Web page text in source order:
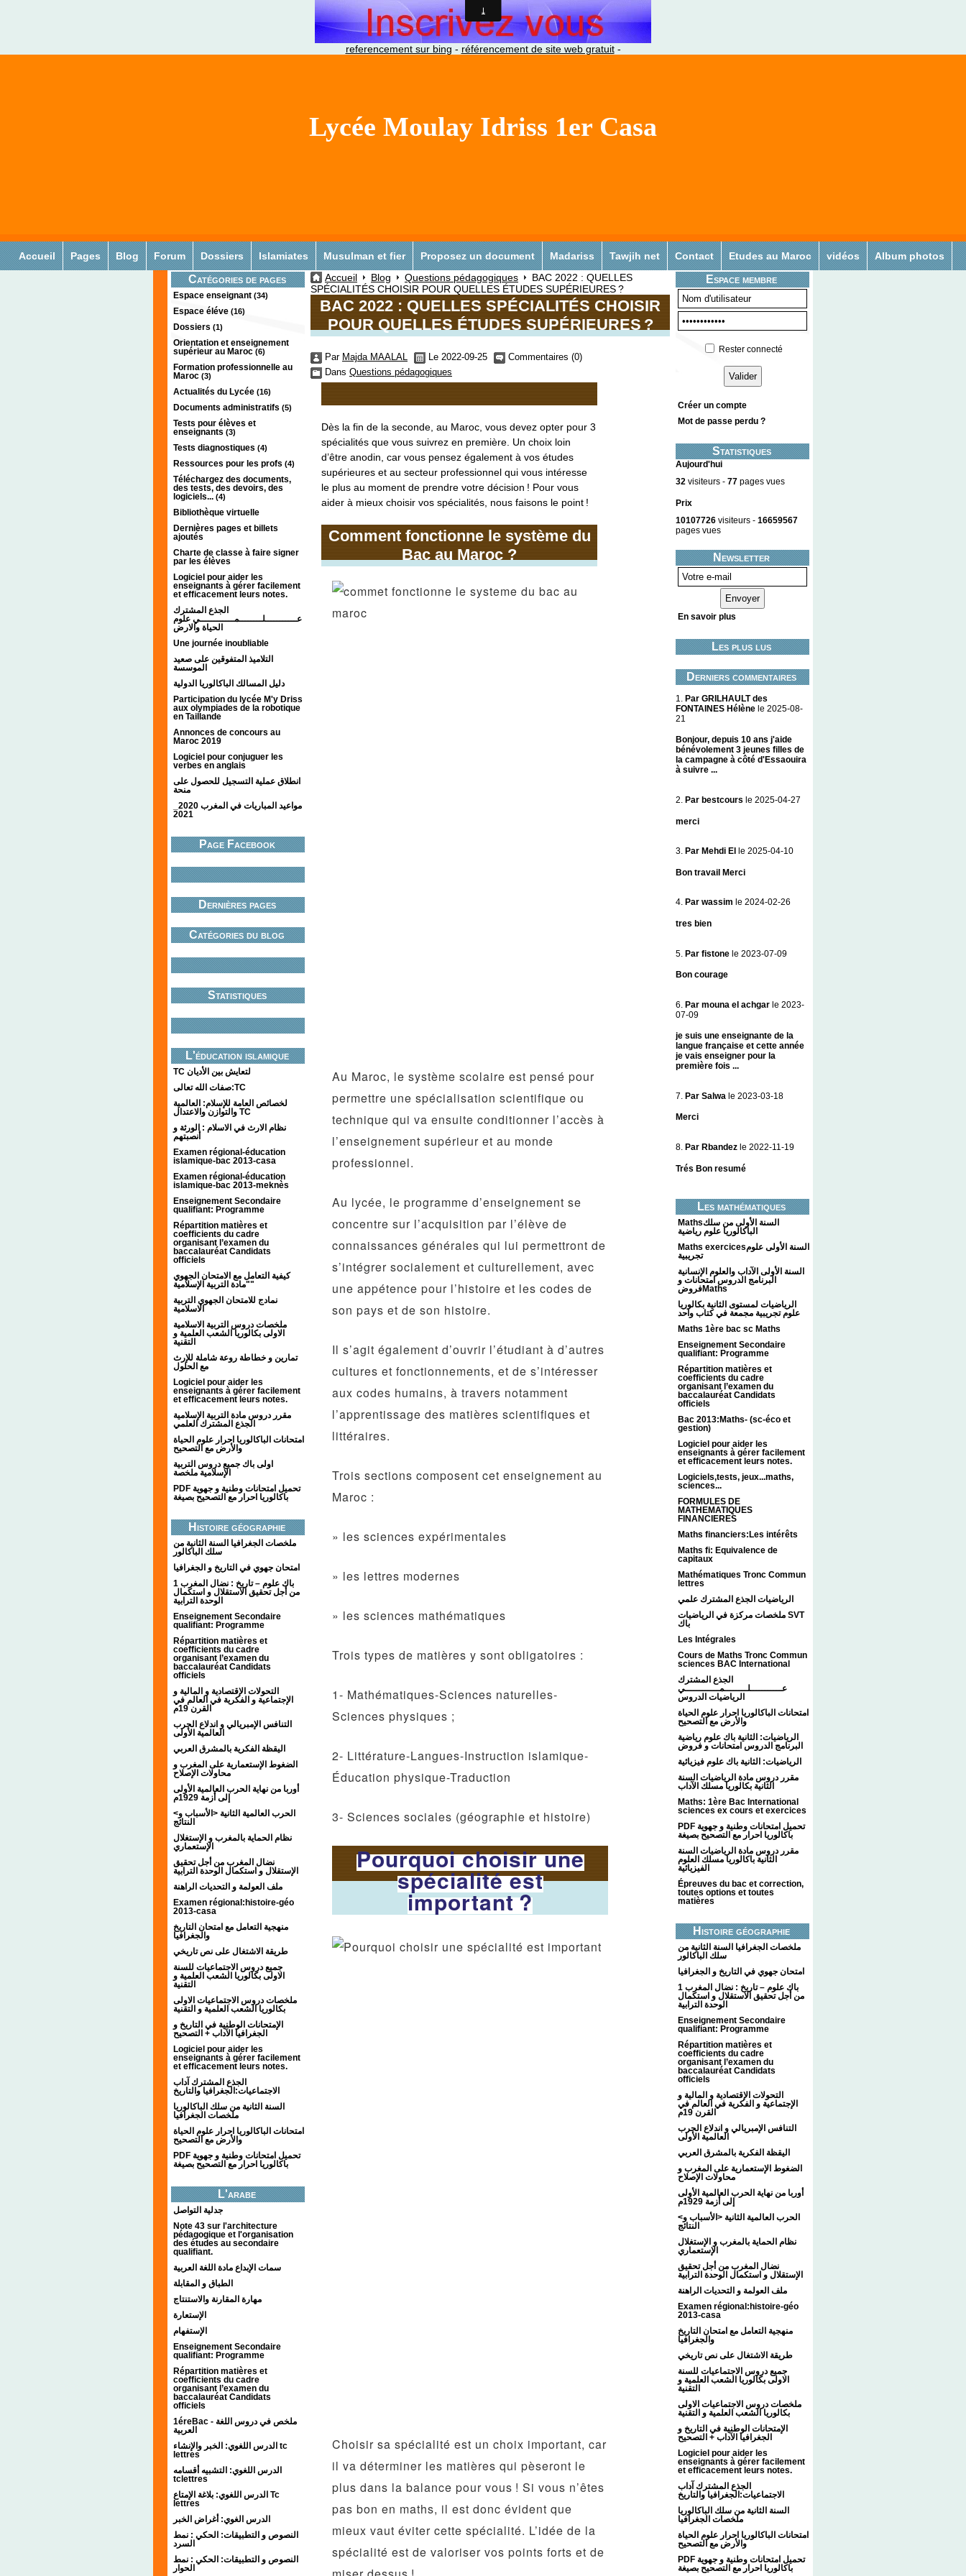
referencement sur bing - référencement de site web gratuit-
Lycée Moulay Idriss 1er Casa
Accueil Pages Blog Forum Dossiers Islamiates Musulman et fier Proposez un document Madariss Tawjih net Contact Etudes au Maroc vidéos Album photos
Catégories de pages
Espace enseignant (34)
Espace éléve (16)
Dossiers (1)
Orientation et enseignement
supérieur au Maroc (6)
Formation professionnelle au
Maroc (3)
Actualités du Lycée (16)
Documents administratifs (5)
Tests pour élèves et
enseignants (3)
Tests diagnostiques (4)
Ressources pour les profs (4)
Téléchargez des documents,
des tests, des devoirs, des
logiciels... (4)
Bibliothèque virtuelle
Dernières pages et billets
ajoutés
Charte de classe à faire signer
par les élèves
Logiciel pour aider les
enseignants à gérer facilement
et efficacement leurs notes.
الجذع المشترك
عـــــــــــلــــــــمــــــــــــي علوم
الحياة والارض
Une journée inoubliable
التلاميذ المتفوقين على صعيد
الموسسة
دليل المسالك الباكالوريا الدولية
Participation du lycée M'y Driss
aux olympiades de la robotique
en Taillande
Annonces de concours au
Maroc 2019
Logiciel pour conjuguer les
verbes en anglais
انطلاق عملية التسجيل للحصول على
منحة
2021
Page Facebook
Dernières pages
Catégories du blog
Statistiques
L'éducation islamique
TC لتعايش بين الأديان
صفات الله تعالى:TC
لخصائص العامة للإسلام: العالمية
والتوازن والاعتدال TC
نظام الارث في الاسلام : الورثة و
أنصبتهم
Examen régional-éducation
islamique-bac 2013-casa
Examen régional-éducation
islamique-bac 2013-meknès
Enseignement Secondaire
qualifiant: Programme
Répartition matières et
coefficients du cadre
organisant l’examen du
baccalauréat Candidats
officiels
كيفية التعامل مع الامتحان الجهوي
"مادة التربية الإسلامية"
نمادج للامتحان الجهوي التربية
الاسلامية
ملخصات دروس التربية الاسلامية
الاولى بكالوريا الشعب العلمية و
التقنية
تمارين و خطاطة روعة شاملة للإرث
مع الحلول
Logiciel pour aider les
enseignants à gérer facilement
et efficacement leurs notes.
مقرر دروس مادة التربية الإسلامية
الجذع المشترك العلمي
امتحانات الباكالوريا احرار علوم الحياة
والأرض مع التصحيح
اولى باك جميع دروس التربية
الإسلامية ملخصة
PDF تحميل امتحانات وطنية و جهوية
باكالوريا احرار مع التصحيح بصيغة
Histoire géographie
ملخصات الجغرافيا السنة الثانية من
سلك الباكالور
امتحان جهوي في التاريخ و الجغرافيا
1 باك علوم – تاريخ : نضال المغرب
من أجل تحقيق الاستقلال و استكمال
الوحدة الترابية
Enseignement Secondaire
qualifiant: Programme
Répartition matières et
coefficients du cadre
organisant l’examen du
baccalauréat Candidats
officiels
التحولات الإقتصادية و المالية و
الإجتماعية و الفكرية في العالم في
القرن 19م
التنافس الإمبريالي و اندلاع الحرب
العالمية الأولى
اليقظة الفكرية بالمشرق العربي
الضغوط الإستعمارية على المغرب و
محاولات الإصلاح
أوربا من نهاية الحرب العالمية الأولى
إلى أزمة 1929م
<الحرب العالمية الثانية <الأسباب و
النتائج
نظام الحماية بالمغرب و الإستغلال
الإستعماري
نضال المغرب من أجل تحقيق
الإستقلال و استكمال الوحدة الترابية
ملف العولمة و التحديات الراهنة
Examen régional:histoire-géo
2013-casa
منهجية التعامل مع امتحان التاريخ
والجغرافيا
طريقة الاشتغال على نص تاريخي
جميع دروس الاجتماعيات للسنة
الاولى بكالوريا الشعب العلمية و
التقنية
ملخصات دروس الاجتماعيات الاولى
بكالوريا الشعب العلمية و التقنية
الإمتحانات الوطنية في التاريخ و
الجغرافيا الآداب + التصحيح
Logiciel pour aider les
enseignants à gérer facilement
et efficacement leurs notes.
الجذع المشترك آداب
الاجتماعيات:الجغرافيا والتاريخ
السنة الثانية من سلك الباكالوريا
ملخصات الجغرافيا
امتحانات الباكالوريا احرار علوم الحياة
والأرض مع التصحيح
PDF تحميل امتحانات وطنية و جهوية
باكالوريا احرار مع التصحيح بصيغة
L'arabe
جدلية التواصل
Note 43 sur l'architecture
pédagogique et l'organisation
des études au secondaire
qualifiant.
سمات الإبداع مادة اللغة العربية
الطباق و المقابلة
مهارة المقارنة والاستنتاج
الإستعارة
الإستفهام
Enseignement Secondaire
qualifiant: Programme
Répartition matières et
coefficients du cadre
organisant l’examen du
baccalauréat Candidats
officiels
1éreBac - ملخص في دروس اللغة
العربية
الدرس اللغوي: الخبر والإنشاء tc
lettres
الدرس اللغوي: التشبيه أقسامه
tclettres
الدرس اللغوي: بلاغة الإمتاع Tc
lettres
الدرس الغوي: أغراض الخبر
النصوص و التطبيقات: الحكي : نمط
السرد
النصوص و التطبيقات: الحكي : نمط
الحوار
Espace membre
Rester connecté
Créer un compte
Mot de passe perdu ?
Statistiques
Aujourd'hui
32 visiteurs - 77 pages vues
Prix
10107726 visiteurs - 16659567
pages vues
Newsletter
En savoir plus
Les plus lus
Derniers commentaires
1.
Par GRILHAULT des
FONTAINES Hélène le 2025-08-
21
Bonjour, depuis 10 ans j'aide
bénévolement 3 jeunes filles de
la campagne à côté d'Essaouira
à suivre ...
2. Par bestcours le 2025-04-27
merci
3. Par Mehdi El le 2025-04-10
Bon travail Merci
4. Par wassim le 2024-02-26
tres bien
5. Par fistone le 2023-07-09
Bon courage
6. Par mouna el achgar le 2023-
07-09
je suis une enseignante de la
langue française et cette année
je vais enseigner pour la
première fois ...
7. Par Salwa le 2023-03-18
Merci
8. Par Rbandez le 2022-11-19
Trés Bon resumé
Les mathématiques
Mathsالسنة الأولى من سلك
الباكالوريا علوم رياضية
Maths exercicesالسنة الأولى علوم
تجريبية
السنة الأولى الآداب والعلوم الإنسانية
البرنامج الدروس امتحانات و
فروضMaths
الرياضيات لمستوى الثانية بكالوريا
علوم تجريبية مجمعة في كتاب واحد
Maths 1ère bac sc Maths
Enseignement Secondaire
qualifiant: Programme
Répartition matières et
coefficients du cadre
organisant l’examen du
baccalauréat Candidats
officiels
Bac 2013:Maths- (sc-éco et
gestion)
Logiciel pour aider les
enseignants à gérer facilement
et efficacement leurs notes.
Logiciels,tests, jeux...maths,
sciences...
FORMULES DE
MATHEMATIQUES
FINANCIERES
Maths financiers:Les intérêts
Maths fi: Equivalence de
capitaux
Mathématiques Tronc Commun
lettres
الرياضيات الجذع المشترك علمي
ملخصات مركزة في الرياضيات SVT
باك
Les Intégrales
Cours de Maths Tronc Commun
sciences BAC International
الجذع المشترك
عـــــــــــلــــــــمــــــــــــي
الرياضيات الدروس
امتحانات الباكالوريا احرار علوم الحياة
والأرض مع التصحيح
الرياضيات: الثانية باك علوم رياضية
البرنامج الدروس امتحانات و فروض
الرياضيات: الثانية باك علوم فيزيائية
مقرر دروس مادة الرياضيات السنة
الثانية بكالوريا مسلك الآداب
Maths: 1ère Bac International
sciences ex cours et exercices
PDF تحميل امتحانات وطنية و جهوية
باكالوريا احرار مع التصحيح بصيغة
مقرر دروس مادة الرياضيات السنة
الثانية باكالوريا مسلك العلوم
الفيزيائية
Épreuves du bac et correction,
toutes options et toutes
matières
Histoire géographie
ملخصات الجغرافيا السنة الثانية من
سلك الباكالور
امتحان جهوي في التاريخ و الجغرافيا
1 باك علوم – تاريخ : نضال المغرب
من أجل تحقيق الاستقلال و استكمال
الوحدة الترابية
Enseignement Secondaire
qualifiant: Programme
Répartition matières et
coefficients du cadre
organisant l’examen du
baccalauréat Candidats
officiels
التحولات الإقتصادية و المالية و
الإجتماعية و الفكرية في العالم في
القرن 19م
التنافس الإمبريالي و اندلاع الحرب
العالمية الأولى
اليقظة الفكرية بالمشرق العربي
الضغوط الإستعمارية على المغرب و
محاولات الإصلاح
أوربا من نهاية الحرب العالمية الأولى
إلى أزمة 1929م
<الحرب العالمية الثانية <الأسباب و
النتائج
نظام الحماية بالمغرب و الإستغلال
الإستعماري
نضال المغرب من أجل تحقيق
الإستقلال و استكمال الوحدة الترابية
ملف العولمة و التحديات الراهنة
Examen régional:histoire-géo
2013-casa
منهجية التعامل مع امتحان التاريخ
والجغرافيا
طريقة الاشتغال على نص تاريخي
جميع دروس الاجتماعيات للسنة
الاولى بكالوريا الشعب العلمية و
التقنية
ملخصات دروس الاجتماعيات الاولى
بكالوريا الشعب العلمية و التقنية
الإمتحانات الوطنية في التاريخ و
الجغرافيا الآداب + التصحيح
Logiciel pour aider les
enseignants à gérer facilement
et efficacement leurs notes.
الجذع المشترك آداب
الاجتماعيات:الجغرافيا والتاريخ
السنة الثانية من سلك الباكالوريا
ملخصات الجغرافيا
امتحانات الباكالوريا احرار علوم الحياة
والأرض مع التصحيح
PDF تحميل امتحانات وطنية و جهوية
باكالوريا احرار مع التصحيح بصيغة
Accueil Blog Questions pédagogiques
BAC 2022 : QUELLES
SPÉCIALITÉS CHOISIR POUR QUELLES ÉTUDES SUPÉRIEURES ?
BAC 2022 : QUELLES SPÉCIALITÉS CHOISIR
POUR QUELLES ÉTUDES SUPÉRIEURES ?
Par Majda MAALAL Le 2022-09-25
Commentaires (0)
Dans Questions pédagogiques
Dès la fin de la seconde, au Maroc, vous devez opter pour 3
spécialités que vous suivrez en première. Un choix loin
d’être anodin, car vous pensez également à vos études
supérieures et au secteur professionnel qui vous intéresse
le plus au moment de prendre votre décision ! Pour vous
aider à mieux choisir vos spécialités, nous faisons le point !
Comment fonctionne le système du
Bac au Maroc ?
Au Maroc, le système scolaire est pensé pour
permettre une spécialisation scientifique ou
technique qui va ensuite conditionner l’accès à
l’enseignement supérieur et au monde
professionnel.
Au lycée, le programme d’enseignement se
concentre sur l’acquisition par l’élève de
connaissances générales qui lui permettront de
s’intégrer socialement et culturellement, avec
une appétence pour l’histoire et les codes de
son pays et de son histoire.
Il s’agit également d’ouvrir l’étudiant à d’autres
cultures et fonctionnements, et de s’intéresser
aux codes humains, à travers notamment
l’apprentissage des matières scientifiques et
littéraires.
Trois sections composent cet enseignement au
Maroc :
» les sciences expérimentales
» les lettres modernes
» les sciences mathématiques
Trois types de matières y sont obligatoires :
1- Mathématiques-Sciences naturelles-
Sciences physiques ;
2- Littérature-Langues-Instruction islamique-
Éducation physique-Traduction
3- Sciences sociales (géographie et histoire)
Pourquoi choisir une
spécialité est
important ?
Choisir sa spécialité est un choix important, car
il va déterminer les matières qui pèseront le
plus dans la balance pour vous ! Si vous n’êtes
pas bon en maths, il est donc évident que
mieux vaut éviter cette spécialité. L’idée de la
spécialité est de valoriser vos points forts et de